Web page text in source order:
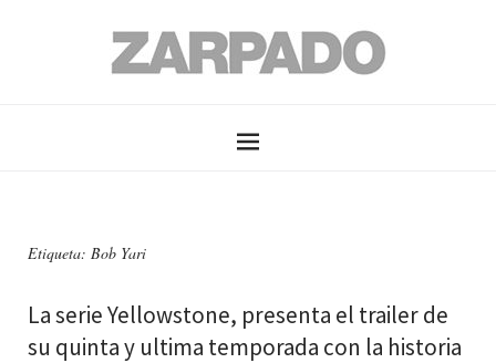
Etiqueta: Bob Yari
La serie Yellowstone, presenta el trailer de
su quinta y ultima temporada con la historia